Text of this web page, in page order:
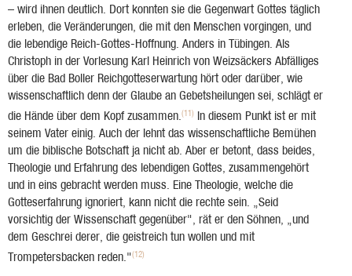
– wird ihnen deutlich. Dort konnten sie die Gegenwart Gottes täglich
erleben, die Veränderungen, die mit den Menschen vorgingen, und
die lebendige Reich-Gottes-Hoffnung. Anders in Tübingen. Als
Christoph in der Vorlesung Karl Heinrich von Weizsäckers Abfälliges
über die Bad Boller Reichgotteserwartung hört oder darüber, wie
wissenschaftlich denn der Glaube an Gebetsheilungen sei, schlägt er
die Hände über dem Kopf zusammen.(11) In diesem Punkt ist er mit
seinem Vater einig. Auch der lehnt das wissenschaftliche Bemühen
um die biblische Botschaft ja nicht ab. Aber er betont, dass beides,
Theologie und Erfahrung des lebendigen Gottes, zusammengehört
und in eins gebracht werden muss. Eine Theologie, welche die
Gotteserfahrung ignoriert, kann nicht die rechte sein. „Seid
vorsichtig der Wissenschaft gegenüber", rät er den Söhnen, „und
dem Geschrei derer, die geistreich tun wollen und mit
Trompetersbacken reden."(12)